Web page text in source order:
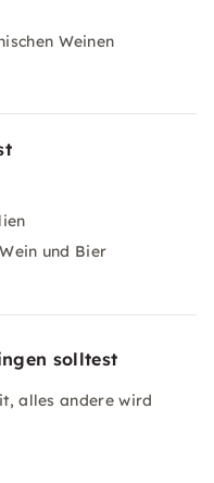
Weinen
und Bier
solltest
alles andere wird